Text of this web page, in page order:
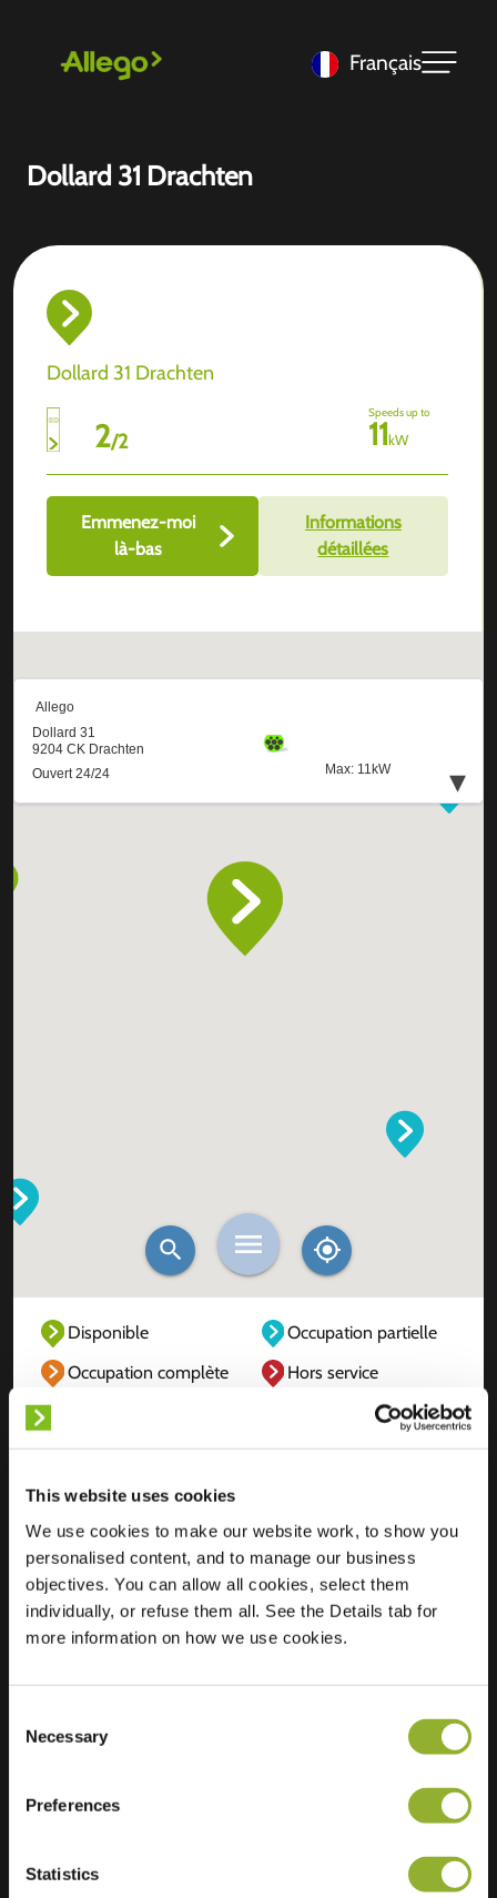
This website uses cookies
We use cookies to make our website work, to show you
personalised content, and to manage our business
objectives. You can allow all cookies, select them
individually, or refuse them all. See the Details tab for
more information on how we use cookies.
Selection
Necessary
Preferences
Statistics
Français
Dollard 31 Drachten
Dollard 31 Drachten
2/2
Speeds up to
11kW
Emmenez-moi
là-bas
Informations
détaillées
Disponible
Occupation partielle
Occupation complète
Hors service
Localisation
Dollard 31
9204 CK Drachten
Pays-Bas